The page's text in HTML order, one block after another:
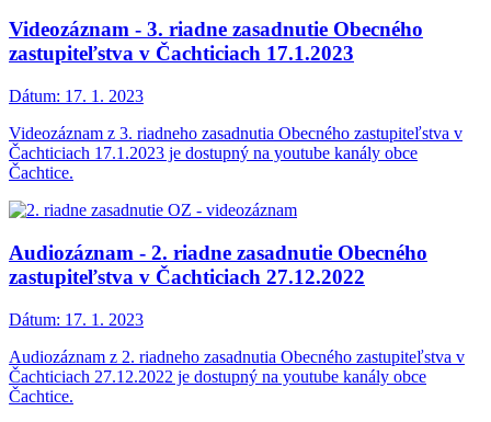
Videozáznam - 3. riadne zasadnutie Obecného
zastupiteľstva v Čachticiach 17.1.2023
Dátum: 17. 1. 2023
Videozáznam z 3. riadneho zasadnutia Obecného zastupiteľstva v
Čachticiach 17.1.2023 je dostupný na youtube kanály obce
Čachtice.
Audiozáznam - 2. riadne zasadnutie Obecného
zastupiteľstva v Čachticiach 27.12.2022
Dátum: 17. 1. 2023
Audiozáznam z 2. riadneho zasadnutia Obecného zastupiteľstva v
Čachticiach 27.12.2022 je dostupný na youtube kanály obce
Čachtice.